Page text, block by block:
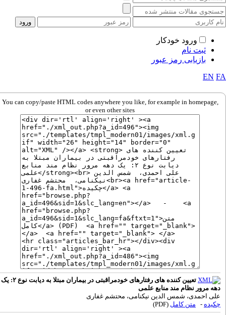
ورود خودکار
ثبت نام
بازیابی رمز عبور
EN
You can copy/paste HTML codes anywhere you like, for example in homepage,
or even other sites
تعیین کننده های رفتارهای خودمراقبتی در بیماران مبتلا به دیابت نوع ۲: یک
دهه مرور نظام مند منابع علمی
علی احمدی، شمس الدین نیکنامی، محتشم غفاری
چکیده -متن کامل(PDF)